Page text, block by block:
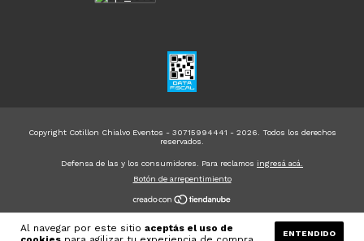
Al navegar por este sitio aceptás el uso de
ENTENDIDO
Copyright Cotillon Chialvo Eventos - 30715994441 - 2026. Todos los derechos
reservados.
Defensa de las y los consumidores. Para reclamos ingresá acá.
Botón de arrepentimiento